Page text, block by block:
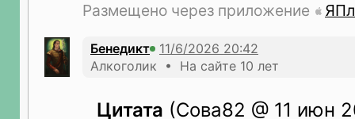
Размещено через приложение
Бeнeдикт
Алкоголик • На сайте 10 лет
Цитата (Сова82 @ 11 июн